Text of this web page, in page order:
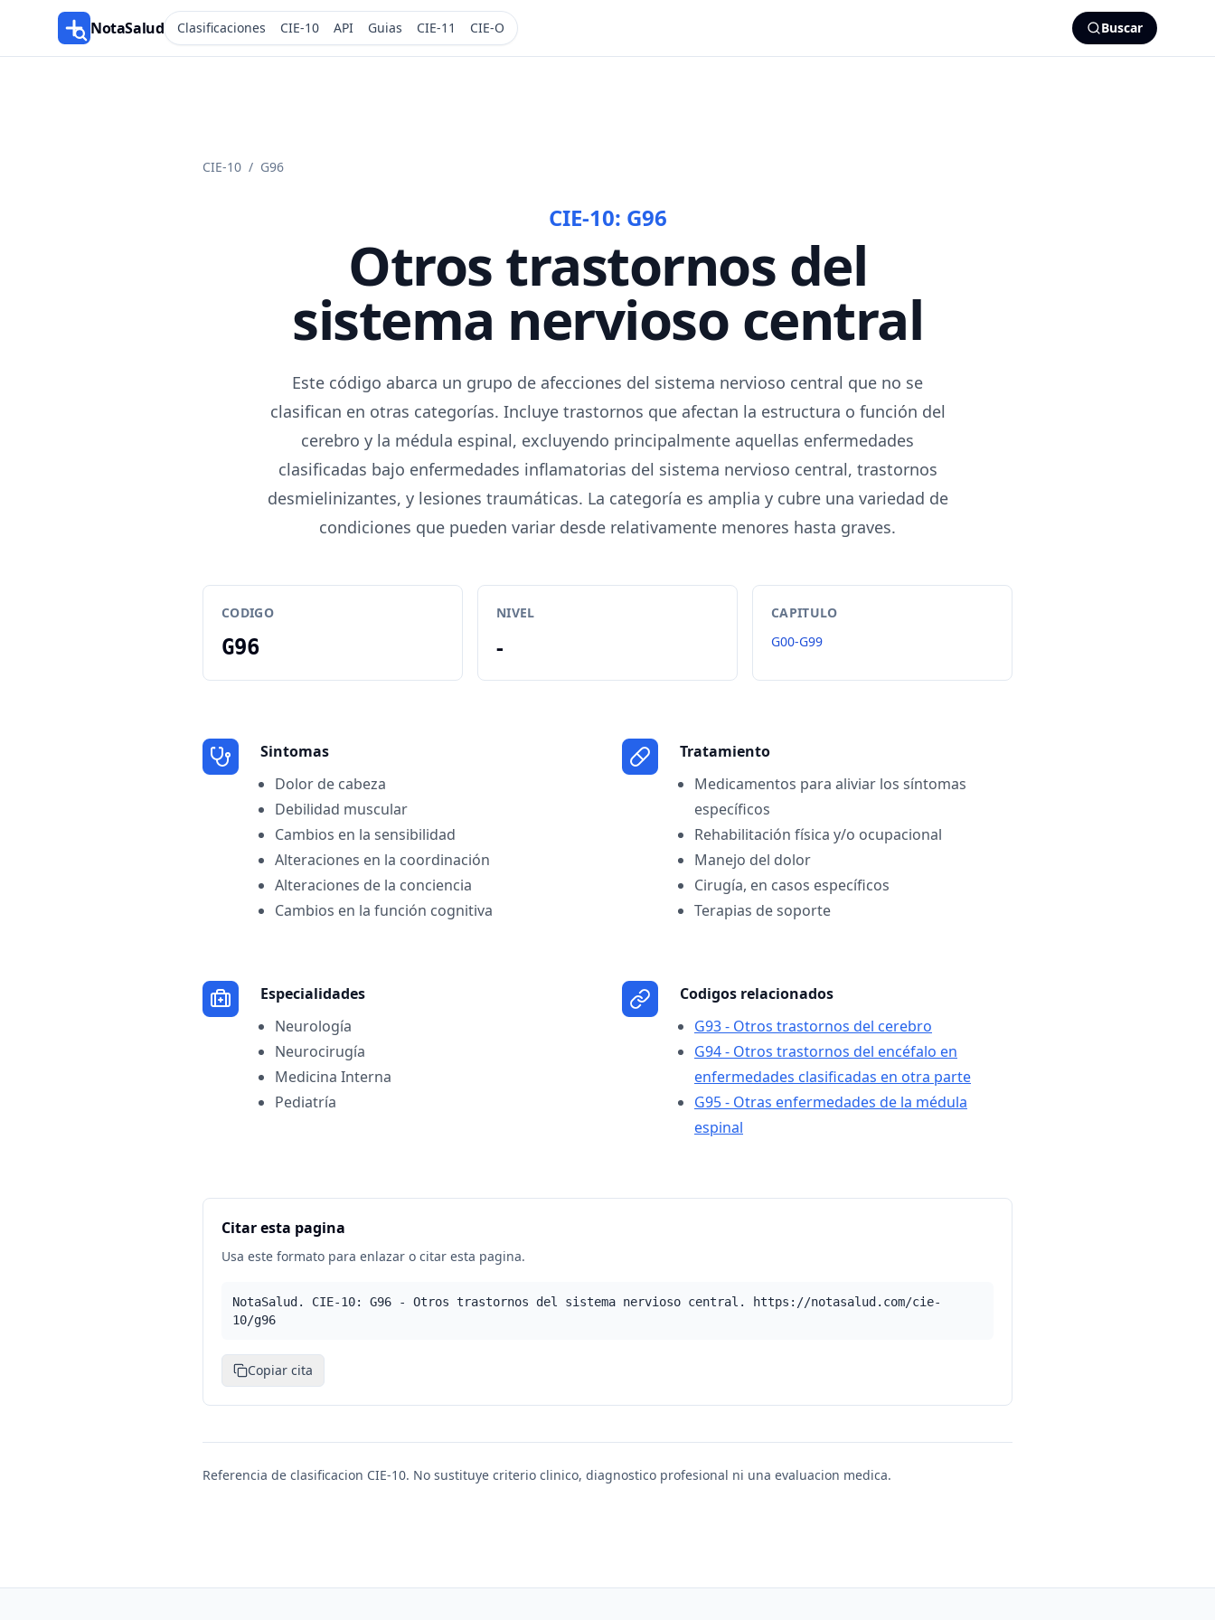
NotaSalud Clasificaciones CIE-10 API Guias CIE-11 CIE-O Buscar
CIE-10 / G96
CIE-10: G96
Otros trastornos del
sistema nervioso central
Este código abarca un grupo de afecciones del sistema nervioso central que no se
clasifican en otras categorías. Incluye trastornos que afectan la estructura o función del
cerebro y la médula espinal, excluyendo principalmente aquellas enfermedades
clasificadas bajo enfermedades inflamatorias del sistema nervioso central, trastornos
desmielinizantes, y lesiones traumáticas. La categoría es amplia y cubre una variedad de
condiciones que pueden variar desde relativamente menores hasta graves.
CODIGO
G96
NIVEL
-
CAPITULO
G00-G99
Sintomas
Dolor de cabeza
Debilidad muscular
Cambios en la sensibilidad
Alteraciones en la coordinación
Alteraciones de la conciencia
Cambios en la función cognitiva
Tratamiento
Medicamentos para aliviar los síntomas
específicos
Rehabilitación física y/o ocupacional
Manejo del dolor
Cirugía, en casos específicos
Terapias de soporte
Especialidades
Neurología
Neurocirugía
Medicina Interna
Pediatría
Codigos relacionados
G93 - Otros trastornos del cerebro
G94 - Otros trastornos del encéfalo en
enfermedades clasificadas en otra parte
G95 - Otras enfermedades de la médula
espinal
Citar esta pagina
Usa este formato para enlazar o citar esta pagina.
NotaSalud. CIE-10: G96 - Otros trastornos del sistema nervioso central. https://notasalud.com/cie-
10/g96
Copiar cita
Referencia de clasificacion CIE-10. No sustituye criterio clinico, diagnostico profesional ni una evaluacion medica.